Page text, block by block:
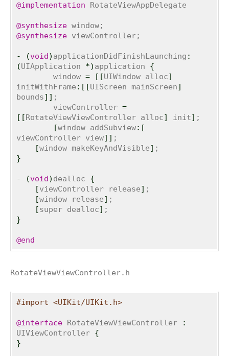
@implementation RotateViewAppDelegate
@synthesize
@synthesize viewController;
- (void) applicationDidFinishLaunching :
(UIApplication *) application {
	window
= [ [UIWindow alloc]
initWithFrame : [ [UIScreen mainScreen]
bounds] ] ;
	viewController
=
[ [RotateViewViewController alloc] init] ;
[window addSubview: [
viewController view] ] ;
[window makeKeyAndVisible]
}
- (void) dealloc {
[viewController release] ;
[window release] ;
[super dealloc]
}
@end
RotateViewViewController.h
#import <UIKit/UIKit.h>
@interface RotateViewViewController
:
UIViewController {
}